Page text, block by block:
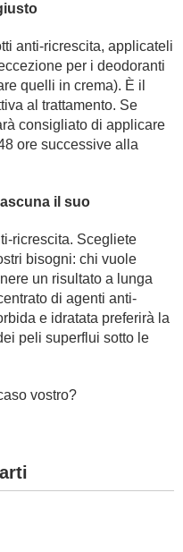
anti-ricrescita, applicateli
per i deodoranti
quelli in crema). È il
al trattamento. Se
consigliato di applicare
ore successive alla
il suo
ricrescita. Scegliete
bisogni: chi vuole
un risultato a lunga
di agenti anti-
e idratata preferirà la
peli superflui sotto le
vostro?